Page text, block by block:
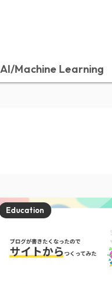
AI/Machine Learning
Education